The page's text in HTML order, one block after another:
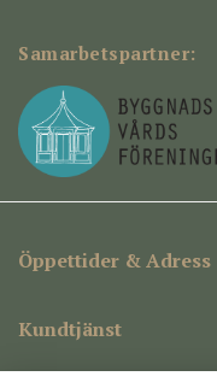
Samarbetspartner:
Öppettider & Adress
Kundtjänst